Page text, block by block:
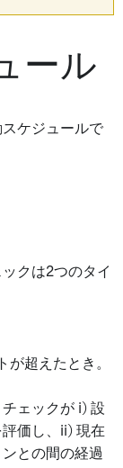
ール
ケジュールで
クは2つのタイ
が超えたとき。
ェックが i) 設
価し、ii) 現在
との間の経過